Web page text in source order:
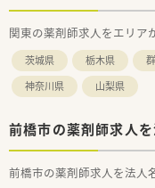
関東の薬剤師求人をエリア
茨城県 栃木県
神奈川県
山梨県
前橋市の薬剤師求人
前橋市の薬剤師求人を法人